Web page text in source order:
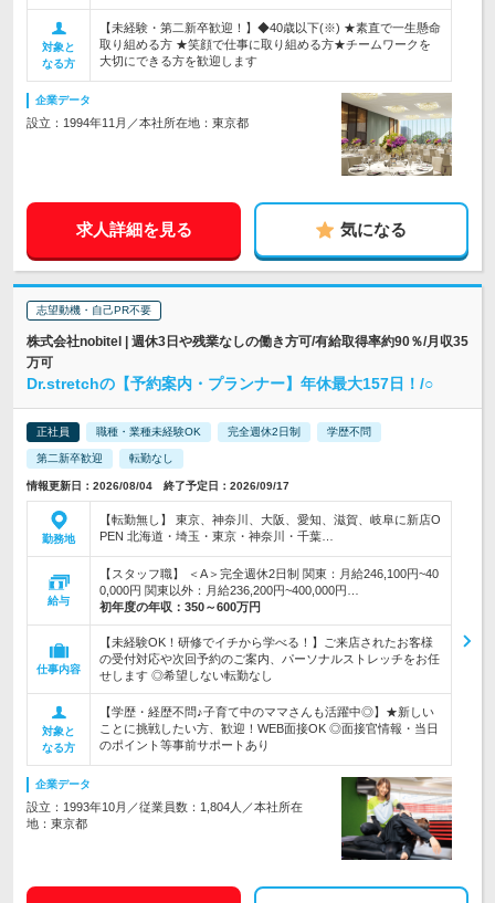
対象と
なる方
【未経験・第二新卒歓迎！】◆40歳以下(※) ★素直で一生懸命
取り組める方 ★笑顔で仕事に取り組める方★チームワークを
大切にできる方を歓迎します
企業データ
設立：1994年11月／本社所在地：東京都
求人詳細を見る 気になる
志望動機・自己PR不要
株式会社nobitel | 週休3日や残業なしの働き方可/有給取得率約90％/月収35
万可
Dr.stretchの【予約案内・プランナー】年休最大157日！/○
正社員 職種・業種未経験OK 完全週休2日制 学歴不問
第二新卒歓迎 転勤なし
情報更新日：2026/08/04 終了予定日：2026/09/17
勤務地
【転勤無し】 東京、神奈川、大阪、愛知、滋賀、岐阜に新店O
PEN 北海道・埼玉・東京・神奈川・千葉…
給与
【スタッフ職】 ＜A＞完全週休2日制 関東：月給246,100円~40
0,000円 関東以外：月給236,200円~400,000円…
初年度の年収： 350～600万円
仕事内容
【未経験OK！研修でイチから学べる！】ご来店されたお客様
の受付対応や次回予約のご案内、パーソナルストレッチをお任
せします ◎希望しない転勤なし
対象と
なる方
【学歴・経歴不問♪子育て中のママさんも活躍中◎】★新しい
ことに挑戦したい方、歓迎！WEB面接OK ◎面接官情報・当日
のポイント等事前サポートあり
企業データ
設立：1993年10月／従業員数：1,804人／本社所在
地：東京都